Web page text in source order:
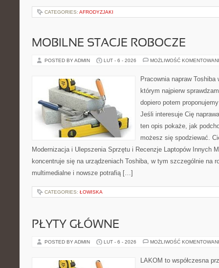
CATEGORIES: AFRODYZJAKI
MOBILNE STACJE ROBOCZE
POSTED BY ADMIN LUT - 6 - 2026 MOŻLIWOŚĆ
Pracownia napraw
którym najpierw
dopiero potem
Jeśli interesuje Cię
ten opis pokaże, jak
możesz się spodziewać.
Modernizacja i Ulepszenia Sprzętu i Recenzje Laptopów Innych
koncentruje się na urządzeniach Toshiba, w tym szczególnie na
multimedialne i nowsze potrafią […]
CATEGORIES: ŁOWISKA
PŁYTY GŁÓWNE
POSTED BY ADMIN LUT - 6 - 2026 MOŻLIWOŚĆ
LAKOM to współczesna